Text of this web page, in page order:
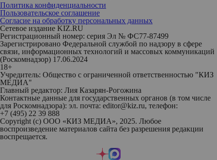
Политика конфиденциальности
Пользовательское соглашение
Согласие на обработку персональных данных
Сетевое издание KIZ.RU
Регистрационный номер: серия Эл № ФС77-87499
Зарегистрировано Федеральной службой по надзору в сфере
связи, информационных технологий и массовых коммуникаций
(Роскомнадзор) 17.06.2024
18+
Учредитель: Общество с ограниченной ответственностью "КИЗ
МЕДИА"
Главный редактор: Лия Казарян-Рогожина
Контактные данные для государственных органов (в том числе
для Роскомнадзора): эл. почта: editor@kiz.ru, телефон:
+7 (495) 22 39 888
Copyright (с) ООО «КИЗ МЕДИА», 2025. Любое
воспроизведение материалов сайта без разрешения редакции
воспрещается.